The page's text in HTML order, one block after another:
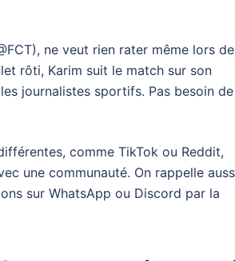
ne veut rien rater même lors
rôti, Karim suit le match sur son
journalistes sportifs. Pas besoin de
comme TikTok ou Reddit,
une communauté. On rappelle
sur WhatsApp ou Discord par la